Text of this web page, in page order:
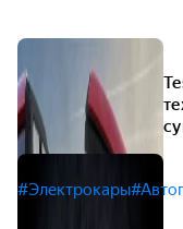
#Электрокары